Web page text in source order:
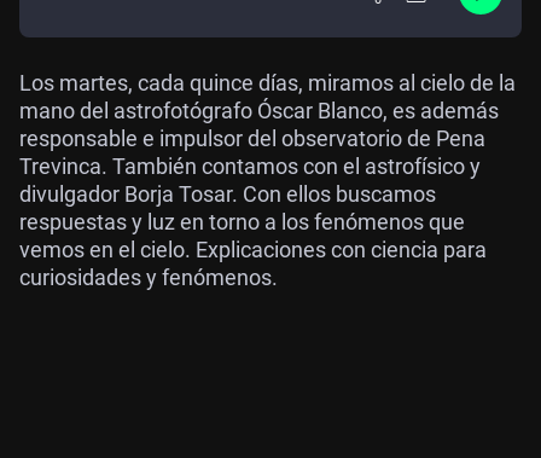
Los martes, cada quince días, miramos al cielo de la
mano del astrofotógrafo Óscar Blanco, es además
responsable e impulsor del observatorio de Pena
Trevinca. También contamos con el astrofísico y
divulgador Borja Tosar. Con ellos buscamos
respuestas y luz en torno a los fenómenos que
vemos en el cielo. Explicaciones con ciencia para
curiosidades y fenómenos.